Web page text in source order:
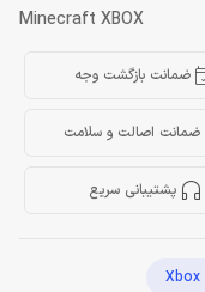
Minecraft XBOX
ضمانت بازگشت وجه
ضمانت اصالت و سلامت
پشتیبانی سریع